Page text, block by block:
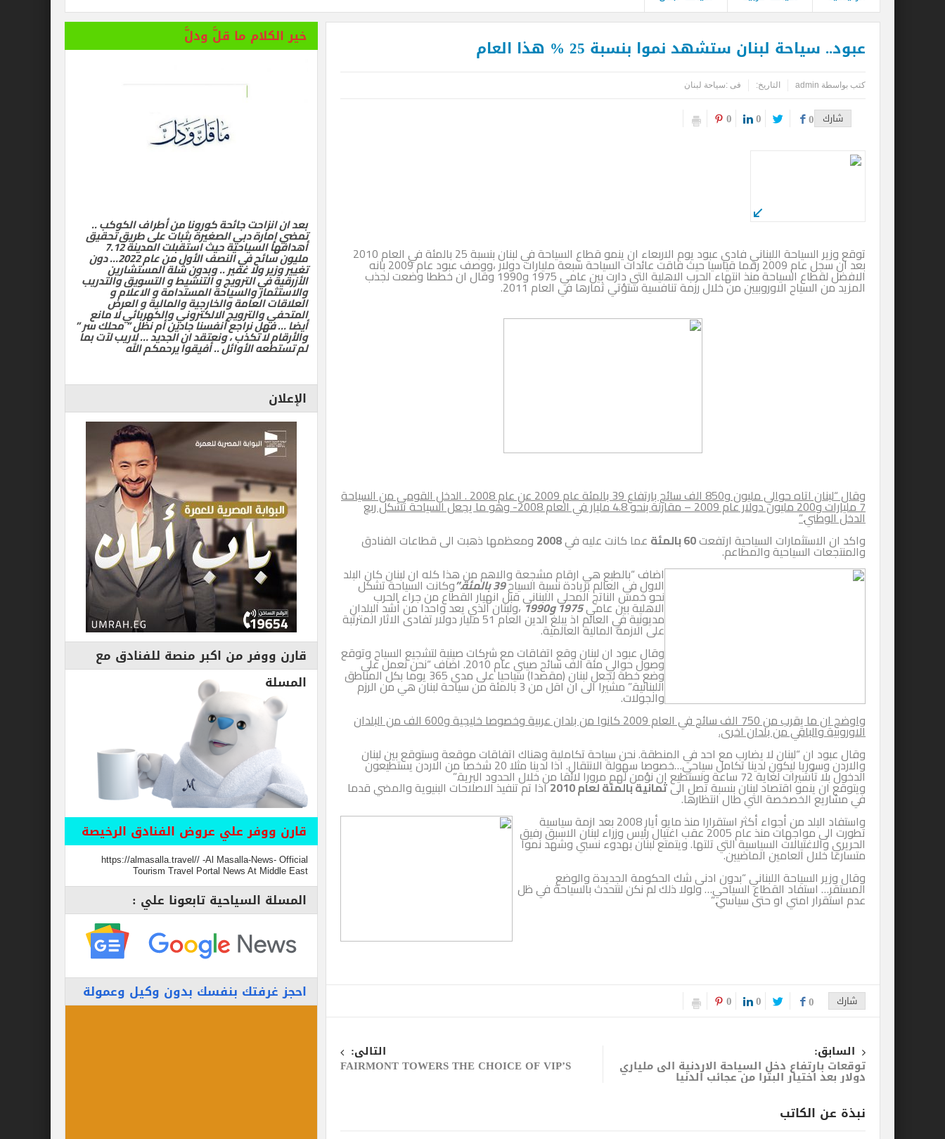
عبود.. سياحة لبنان ستشهد نموا بنسبة 25 % هذا العام
كتب بواسطة admin التاريخ: فى :سياحة لبنان
شارك 0
0
0
توقع وزير السياحة اللبناني فادي عبود يوم الاربعاء ان ينمو قطاع السياحة في لبنان بنسبة 25 بالمئة في العام 2010
بعد ان سجل عام 2009 رقما قياسيا حيث فاقت عائدات السياحة سبعة مليارات دولار ،ووصف عبود عام 2009 بانه
الافضل لقطاع السياحة منذ انتهاء الحرب الاهلية التي دارت بين عامي 1975 و1990 وقال ان خططا وضعت لجذب
المزيد من السياح الاوروبيين من خلال رزمة تنافسية ستؤتي ثمارها في العام 2011.
وقال “لبنان اتاه حوالي مليون و850 الف سائح بارتفاع 39 بالمئة عام 2009 عن عام 2008 . الدخل القومي من السياحة
7 مليارات و200 مليون دولار عام 2009 – مقارنة بنحو 4.8 مليار في العام 2008- وهو ما يجعل السياحة تشكل ربع
الدخل الوطني.”
واكد ان الاستثمارات السياحية ارتفعت60 بالمئة عما كانت عليه في2008 ومعظمها ذهبت الى قطاعات الفنادق
والمنتجعات السياحية والمطاعم.
اضاف “بالطبع هي ارقام مشجعة والاهم من هذا كله ان لبنان كان البلد
الاول في العالم بزيادة نسبة السياح39 بالمئة.” وكانت السياحة تشكل
نحو خمس الناتج المحلي اللبناني قبل انهيار القطاع من جراء الحرب
الاهلية بين عامي1975 و1990 ،ولبنان الذي يعد واحدا من أشد البلدان
مديونية في العالم اذ يبلغ الدين العام 51 مليار دولار تفادى الاثار المترتبة
على الازمة المالية العالمية.
وقال عبود ان لبنان وقع اتفاقات مع شركات صينية لتشجيع السياح وتوقع
وصول حوالي مئة الف سائح صيني عام 2010. اضاف “نحن نعمل على
وضع خطة لجعل لبنان (مقصدا) سياحيا على مدى 365 يوما بكل المناطق
اللبنانية.” مشيرا الى ان اقل من 3 بالمئة من سياحة لبنان هي من الرزم
والجولات.
واوضح ان ما يقرب من 750 الف سائح في العام 2009 كانوا من بلدان عربية وخصوصا خليجية و600 الف من البلدان
الاوروبية والباقي من بلدان اخرى.
وقال عبود ان “لبنان لا يضارب مع احد في المنطقة. نحن سياحة تكاملية وهناك اتفاقات موقعة وستوقع بين لبنان
والاردن وسوريا ليكون لدينا تكامل سياحي…خصوصا سهولة الانتقال. اذا لدينا مثلا 20 شخصا من الاردن يستطيعون
الدخول بلا تأشيرات لغاية 72 ساعة ونستطيع ان نؤمن لهم مرورا لائقا من خلال الحدود البرية.”
ويتوقع ان ينمو اقتصاد لبنان بنسبة تصل الىثمانية بالمئة لعام 2010 اذا تم تنفيذ الاصلاحات البنيوية والمضي قدما
في مشاريع الخصخصة التي طال انتظارها.
واستفاد البلد من أجواء أكثر استقرارا منذ مايو أيار 2008 بعد ازمة سياسية
تطورت الى مواجهات منذ عام 2005 عقب اغتيال رئيس وزراء لبنان الاسبق رفيق
الحريري والاغتيالات السياسية التي تلتها. ويتمتع لبنان بهدوء نسبي وشهد نموا
متسارعا خلال العامين الماضيين.
وقال وزير السياحة اللبناني “بدون ادنى شك الحكومة الجديدة والوضع
المستقر… استفاد القطاع السياحي… ولولا ذلك لم نكن لنتحدث بالسياحة في ظل
عدم استقرار امني او حتى سياسي.”
شارك 0
0
0
السابق:
توقعات بارتفاع دخل السياحة الاردنية الى ملياري
دولار بعد اختيار البترا من عجائب الدنيا
التالى:
FAIRMONT TOWERS THE CHOICE OF VIP’S
نبذة عن الكاتب
خير الكلام ما قلَّ ودلَّ
بعد ان انزاحت جائحة كورونا من أطراف الكوكب ..
تمضي إمارة دبي الصغيرة بثبات على طريق تحقيق
أهدافها السياحية حيث استقبلت المدينة 7.12
مليون سائح في النصف الأول من عام 2022… دون
تغيير وزير ولا غفير .. وبدون شلة المستشارين
الأزرقية في الترويج و التنشيط و التسويق والتدريب
والاستثمار والسياحة المستدامة و الاعلام و
العلاقات العامة والخارجية والمالية و العرض
المتحفي والترويج الالكتروني والكهربائي لا مانع
أيضا … فهل نراجع أنفسنا جادين أم نظل ” محلك سر ”
والأرقام لا تكذب ، ونعتقد ان الجديد … لاريب لآت بما
لم تستطعه الأوائل .. أفيقوا يرحمكم الله
الإعلان
قارن ووفر من اكبر منصة للفنادق مع
المسلة
قارن ووفر علي عروض الفنادق الرخيصة
https://almasalla.travel// -Al Masalla-News- Official
Tourism Travel Portal News At Middle East
المسلة السياحية تابعونا علي :
احجز غرفتك بنفسك بدون وكيل وعمولة